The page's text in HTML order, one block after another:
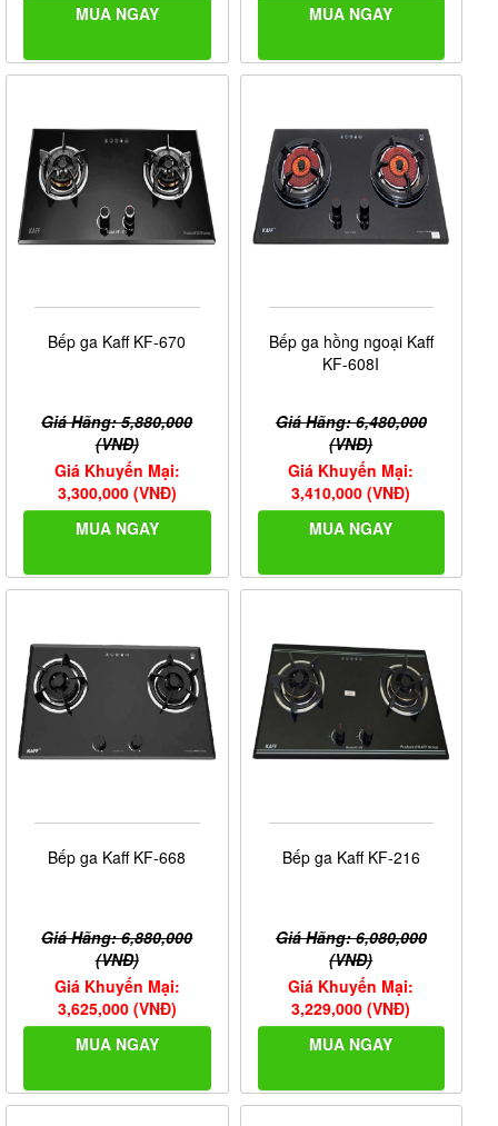
MUA NGAY
MUA NGAY
Bếp ga Kaff KF-670
Giá Hãng: 5,880,000
(VNĐ)
Giá Khuyến Mại:
3,300,000 (VNĐ)
MUA NGAY
Bếp ga hồng ngoại Kaff
KF-608I
Giá Hãng: 6,480,000
(VNĐ)
Giá Khuyến Mại:
3,410,000 (VNĐ)
MUA NGAY
Bếp ga Kaff KF-668
Giá Hãng: 6,880,000
(VNĐ)
Giá Khuyến Mại:
3,625,000 (VNĐ)
MUA NGAY
Bếp ga Kaff KF-216
Giá Hãng: 6,080,000
(VNĐ)
Giá Khuyến Mại:
3,229,000 (VNĐ)
MUA NGAY